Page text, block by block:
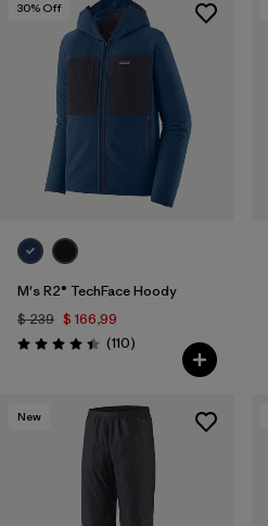
30% Off
M's R2® TechFace Hoody
$ 239 $ 166,99
Valoración: 4.4 / 5
(110Comentarios
)
New